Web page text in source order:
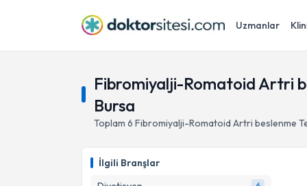
Uzmanlar
Fibromiyalji-Romatoid Artri
Bursa
Toplam 6 Fibromiyalji-Romatoid Artri beslenme
İlgili Branşlar